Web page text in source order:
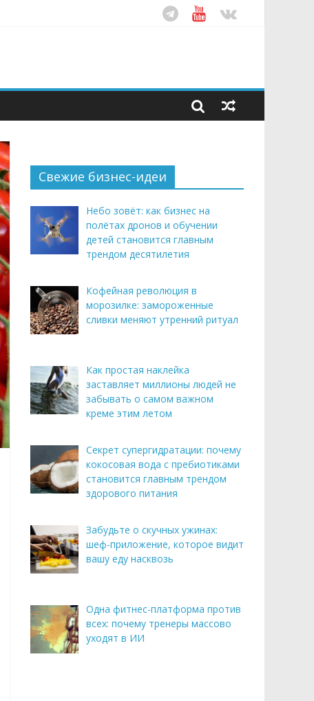
Свежие бизнес-идеи
Небо зовёт: как бизнес на
полётах дронов и обучении
детей становится главным
трендом десятилетия
Кофейная революция в
морозилке: замороженные
сливки меняют утренний ритуал
Как простая наклейка
заставляет миллионы людей не
забывать о самом важном
креме этим летом
Секрет супергидратации: почему
кокосовая вода с пребиотиками
становится главным трендом
здорового питания
Забудьте о скучных ужинах:
шеф-приложение, которое видит
вашу еду насквозь
Одна фитнес-платформа против
всех: почему тренеры массово
уходят в ИИ